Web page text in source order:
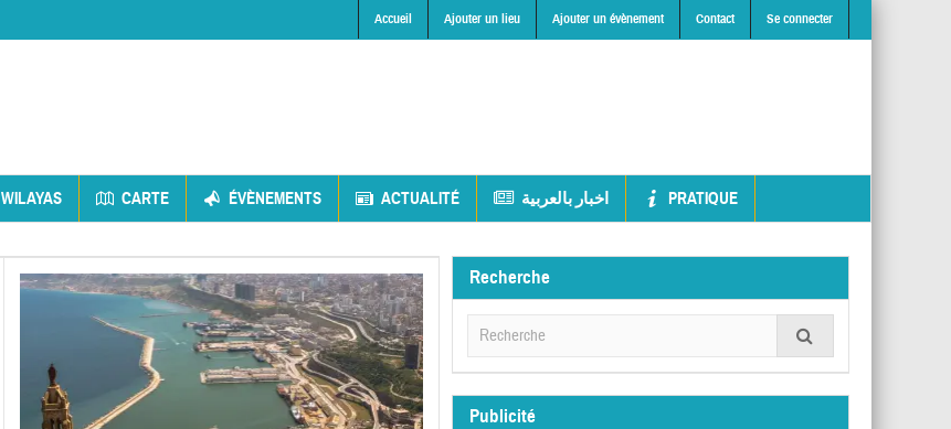
Accueil Ajouter un lieu Ajouter un évènement Contact Se connecter
WILAYAS CARTE ÉVÈNEMENTS ACTUALITÉ اخبار بالعربية PRATIQUE
Recherche
Publicité